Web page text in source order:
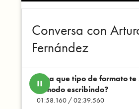
Conversa con
Fernández
pause
Para que tipo de formato te
cómodo escribindo?
01:58.160 / 02:39.560